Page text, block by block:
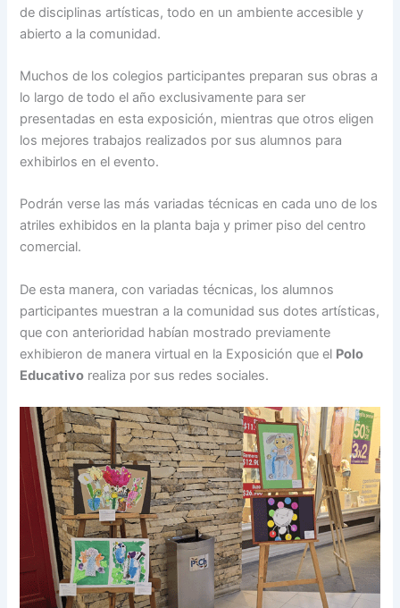
de disciplinas artísticas, todo en un ambiente accesible y
abierto a la comunidad.
Muchos de los colegios participantes preparan sus obras a
lo largo de todo el año exclusivamente para ser
presentadas en esta exposición, mientras que otros eligen
los mejores trabajos realizados por sus alumnos para
exhibirlos en el evento.
Podrán verse las más variadas técnicas en cada uno de los
atriles exhibidos en la planta baja y primer piso del centro
comercial.
De esta manera, con variadas técnicas, los alumnos
participantes muestran a la comunidad sus dotes artísticas,
que con anterioridad habían mostrado previamente
exhibieron de manera virtual en la Exposición que el Polo
Educativo realiza por sus redes sociales.